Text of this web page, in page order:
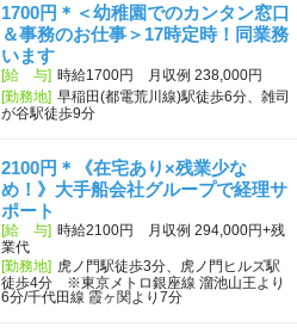
1700円＊＜幼稚園でのカンタン窓口
＆事務のお仕事＞17時定時！同業務
います
[給 与] 時給1700円 月収例 238,000円
[勤務地] 早稲田(都電荒川線)駅徒歩6分、雑司
が谷駅徒歩9分
2100円＊《在宅あり×残業少な
め！》大手船会社グループで経理サ
ポート
[給 与] 時給2100円 月収例 294,000円+残
業代
[勤務地] 虎ノ門駅徒歩3分、虎ノ門ヒルズ駅
徒歩4分 ※東京メトロ銀座線 溜池山王より
6分/千代田線 霞ヶ関より7分